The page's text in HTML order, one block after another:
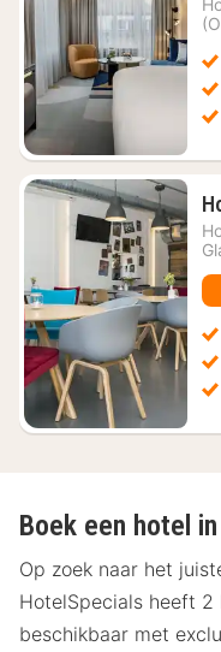
Boek een hotel
Op zoek naar het
HotelSpecials heeft
beschikbaar met